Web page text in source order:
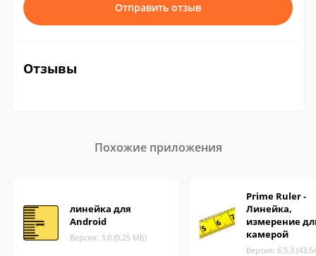
Отправить отзыв
Отзывы
Похожие приложения
линейка для
Android
Версия: 3.0 (0.25 МБ)
Prime Ruler -
Линейка,
измерение
камерой
Версия: 6.5.3